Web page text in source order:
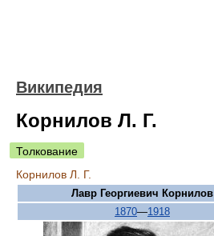
Википедия
Корнилов Л. Г.
Толкование
Корнилов Л. Г.
Лавр Георгиевич Корнилов
1870—1918